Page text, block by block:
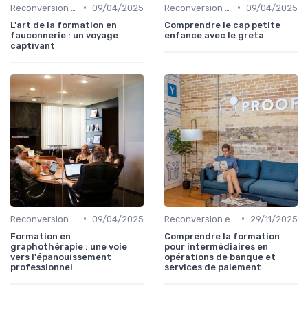
• 09/04/2025
L'art de la formation en
fauconnerie : un voyage
captivant
• 09/04/2025
Comprendre le cap petite
enfance avec le greta
• 09/04/2025
Formation en
graphothérapie : une voie
vers l'épanouissement
professionnel
•
29/11/2025
Comprendre la formation
pour intermédiaires en
opérations de banque et
services de paiement